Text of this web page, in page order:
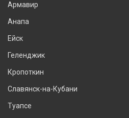
Армавир
Анапа
Ейск
Геленджик
Кропоткин
Славянск-на-Кубани
Туапсе